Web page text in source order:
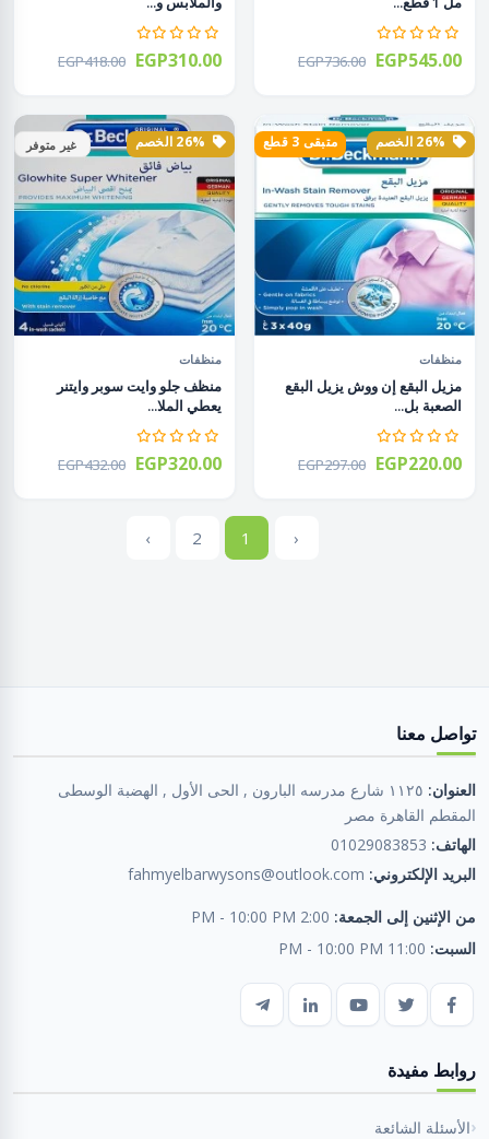
EGP736.00 EGP545.00
EGP418.00 EGP310.00
متبقى 3 قطع
منظفات
مزيل البقع إن ووش يزيل البقع
الصعبة بل...
EGP297.00 EGP220.00
غير متوفر
منظفات
منظف​​ جلو وايت سوبر وايتنر
يعطي الملا...
EGP432.00 EGP320.00
‹
1
2
›
تواصل معنا
العنوان:
١١٢٥ شارع مدرسه البارون , الحى الأول , الهضبة الوسطى
المقطم القاهرة مصر
الهاتف: 01029083853
البريد الإلكتروني: fahmyelbarwysons@outlook.com
من الإثنين إلى الجمعة: 2:00 PM - 10:00 PM
السبت: 11:00 PM - 10:00 PM
روابط مفيدة
الأسئلة الشائعة